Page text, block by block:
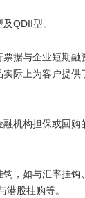
QDII型。
与企业短期融
际上为客户提供
构担保或回购
如与汇率挂钩
股挂购等。